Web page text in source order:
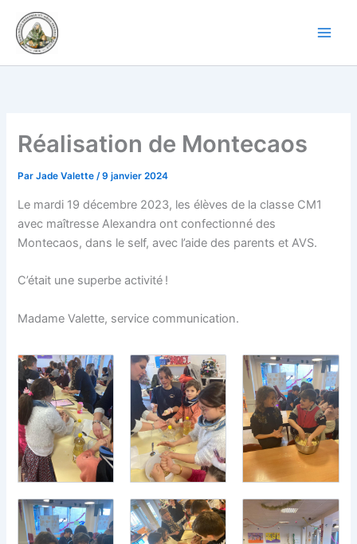
contenu
Réalisation de Montecaos
ParJade Valette/9 janvier 2024
Le mardi 19 décembre 2023, les élèves de la classe CM1
avec maîtresse Alexandra ont confectionné des
Montecaos, dans le self, avec l’aide des parents et AVS.
C’était une superbe activité !
Madame Valette, service communication.